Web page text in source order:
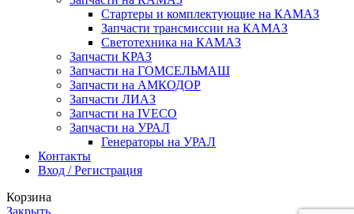
Стартеры и комплектующие на КАМАЗ
Запчасти трансмиссии на КАМАЗ
Светотехника на КАМАЗ
Запчасти КРАЗ
Запчасти на ГОМСЕЛЬМАШ
Запчасти на АМКОДОР
Запчасти ЛИАЗ
Запчасти на IVECO
Запчасти на УРАЛ
Генераторы на УРАЛ
Контакты
Вход / Регистрация
Корзина
Закрыть